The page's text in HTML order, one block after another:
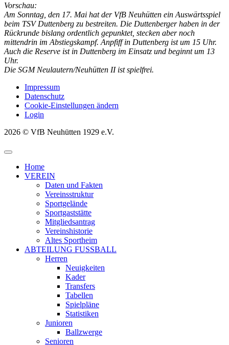
Vorschau:
Am Sonntag, den 17. Mai hat der VfB Neuhütten ein Auswärtsspiel
beim TSV Duttenberg zu bestreiten. Die Duttenberger haben in der
Rückrunde bislang ordentlich gepunktet, stecken aber noch
mittendrin im Abstiegskampf. Anpfiff in Duttenberg ist um 15 Uhr.
Auch die Reserve ist in Duttenberg im Einsatz und beginnt um 13
Uhr.
Die SGM Neulautern/Neuhütten II ist spielfrei.
Impressum
Datenschutz
Cookie-Einstellungen ändern
Login
2026 © VfB Neuhütten 1929 e.V.
Home
VEREIN
Daten und Fakten
Vereinsstruktur
Sportgelände
Sportgaststätte
Mitgliedsantrag
Vereinshistorie
Altes Sportheim
ABTEILUNG FUSSBALL
Herren
Neuigkeiten
Kader
Transfers
Tabellen
Spielpläne
Statistiken
Junioren
Ballzwerge
Senioren